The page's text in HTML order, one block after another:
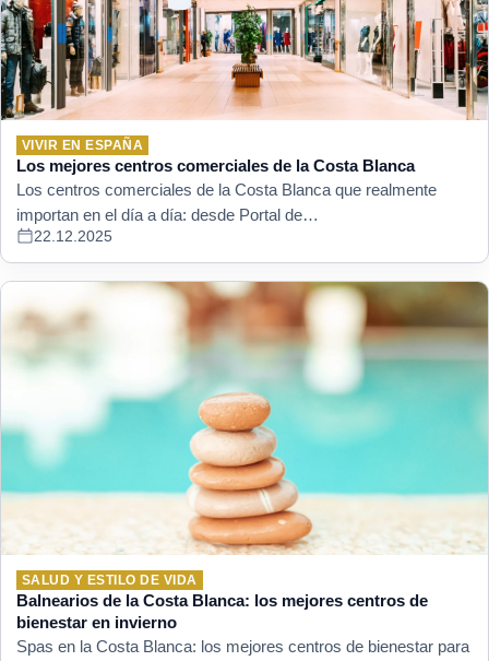
VIVIR EN ESPAÑA
Los mejores centros comerciales de la Costa Blanca
Los centros comerciales de la Costa Blanca que realmente
importan en el día a día: desde Portal de…
22.12.2025
SALUD Y ESTILO DE VIDA
Balnearios de la Costa Blanca: los mejores centros de
bienestar en invierno
Spas en la Costa Blanca: los mejores centros de bienestar para